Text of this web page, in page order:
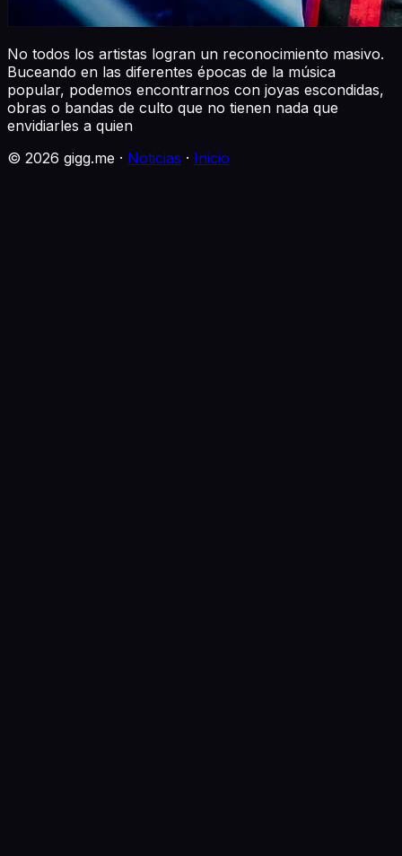
No todos los artistas logran un reconocimiento masivo.
Buceando en las diferentes épocas de la música
popular, podemos encontrarnos con joyas escondidas,
obras o bandas de culto que no tienen nada que
envidiarles a quien
© 2026 gigg.me · Noticias · Inicio